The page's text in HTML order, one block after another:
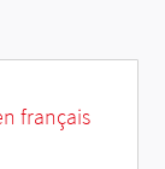
français